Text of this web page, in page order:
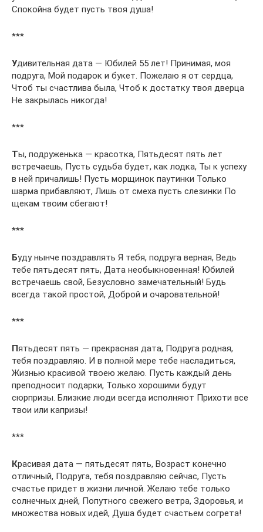
Спокойна будет пусть твоя душа!
***
Удивительная дата — Юбилей 55 лет! Принимая, моя
подруга, Мой подарок и букет. Пожелаю я от сердца,
Чтоб ты счастлива была, Чтоб к достатку твоя дверца
Не закрылась никогда!
***
Ты, подруженька — красотка, Пятьдесят пять лет
встречаешь, Пусть судьба будет, как лодка, Ты к успеху
в ней причалишь! Пусть морщинок паутинки Только
шарма прибавляют, Лишь от смеха пусть слезинки По
щекам твоим сбегают!
***
Буду нынче поздравлять Я тебя, подруга верная, Ведь
тебе пятьдесят пять, Дата необыкновенная! Юбилей
встречаешь свой, Безусловно замечательный! Будь
всегда такой простой, Доброй и очаровательной!
***
Пятьдесят пять — прекрасная дата, Подруга родная,
тебя поздравляю. И в полной мере тебе насладиться,
Жизнью красивой твоею желаю. Пусть каждый день
преподносит подарки, Только хорошими будут
сюрпризы. Близкие люди всегда исполняют Прихоти все
твои или капризы!
***
Красивая дата — пятьдесят пять, Возраст конечно
отличный, Подруга, тебя поздравляю сейчас, Пусть
счастье придет в жизни личной. Желаю тебе только
солнечных дней, Попутного свежего ветра, Здоровья, и
множества новых идей, Душа будет счастьем согрета!